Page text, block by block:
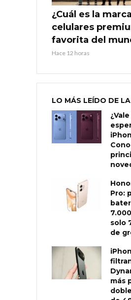
¿Cuál es la
celulares
favorita del
Hace 12 horas
LO MÁS LEÍDO DE
Pro:
solo
de
más